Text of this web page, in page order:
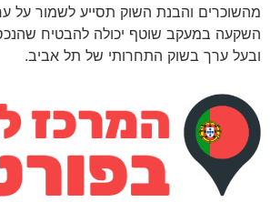
מהשוכרים והבנת השוק תסייע לשמור על
השקעה במעקב שוטף יכולה להבטיח
ובעל ערך בשוק התחרותי של תל אביב.